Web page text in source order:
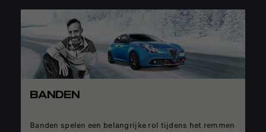
BANDEN
Banden spelen een belangrijke rol tijdens het remmen